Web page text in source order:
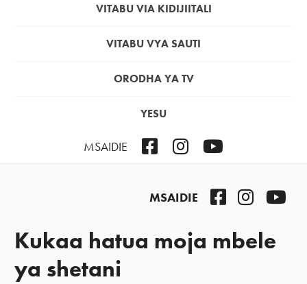
VITABU VIA KIDIJIITALI
VITABU VYA SAUTI
ORODHA YA TV
YESU
MSAIDIE FacebookInstagram
MSAIDIE Facebook
Kukaa hatua moja mbele
ya shetani